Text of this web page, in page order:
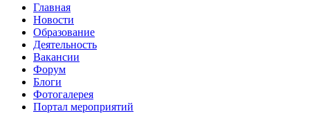
Главная
Новости
Образование
Деятельность
Вакансии
Форум
Блоги
Фотогалерея
Портал мероприятий